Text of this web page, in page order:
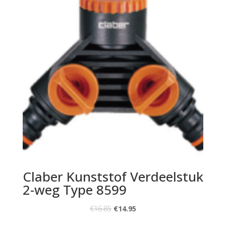
Claber Kunststof Verdeelstuk
2-weg Type 8599
€16.85 €14.95